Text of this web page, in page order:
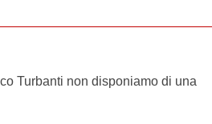
Turbanti non disponiamo di una